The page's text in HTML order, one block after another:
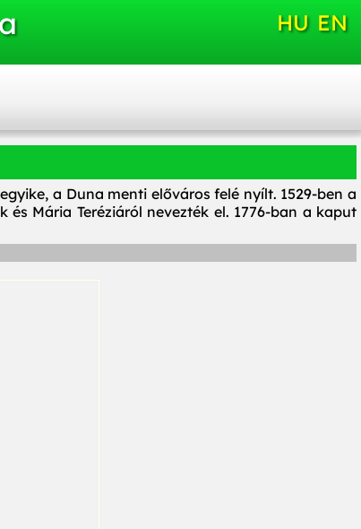
HU EN
a Duna menti előváros felé nyílt. 1529-ben a
Mária Teréziáról nevezték el. 1776-ban a kaput